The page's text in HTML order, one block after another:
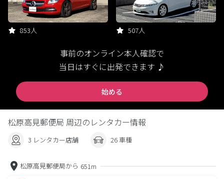
853人 507人
事前のオンライン本人確認で
当日はすぐに出発できます ♪
始める
松原高見郵便局 周辺のレンタカー情報
3 レンタカー店舗 26 車種
松原高見郵便局から 651m